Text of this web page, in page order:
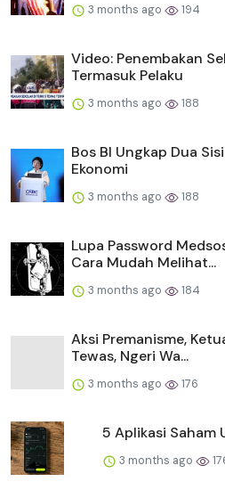
3 months ago 194
Video: Penembakan
Termasuk Pelaku
3 months ago 188
Bos BI Ungkap Dua
Ekonomi
3 months ago 188
Lupa Password
Cara Mudah Melihat...
3 months ago 184
Aksi Premanisme,
Tewas, Ngeri Wa...
3 months ago 176
5 Aplikasi Saham
3 months ago